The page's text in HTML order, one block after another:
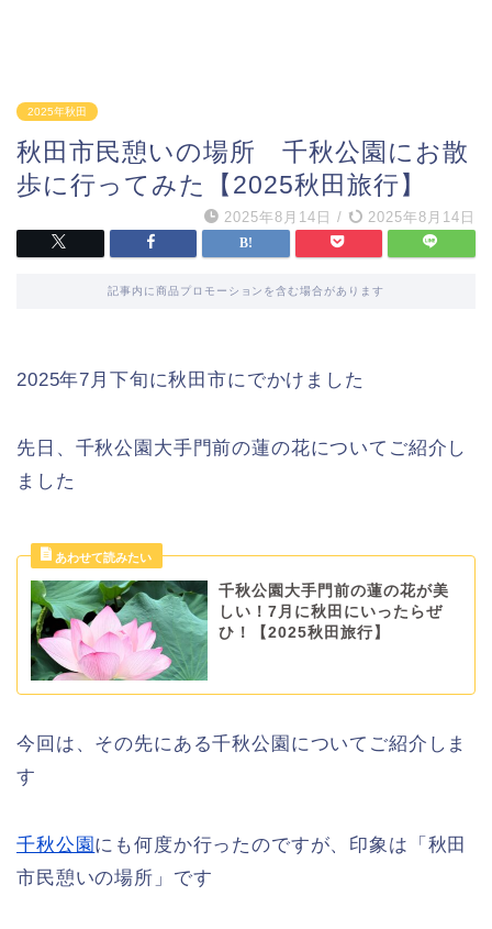
2025年秋田
秋田市民憩いの場所 千秋公園にお散
歩に行ってみた【2025秋田旅行】
2025年8月14日 / 2025年8月14日
記事内に商品プロモーションを含む場合があります
2025年7月下旬に秋田市にでかけました
先日、千秋公園大手門前の蓮の花についてご紹介し
ました
千秋公園大手門前の蓮の花が美
しい！7月に秋田にいったらぜ
ひ！【2025秋田旅行】
今回は、その先にある千秋公園についてご紹介しま
す
千秋公園にも何度か行ったのですが、印象は「秋田
市民憩いの場所」です